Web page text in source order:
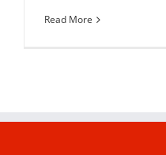
Read More